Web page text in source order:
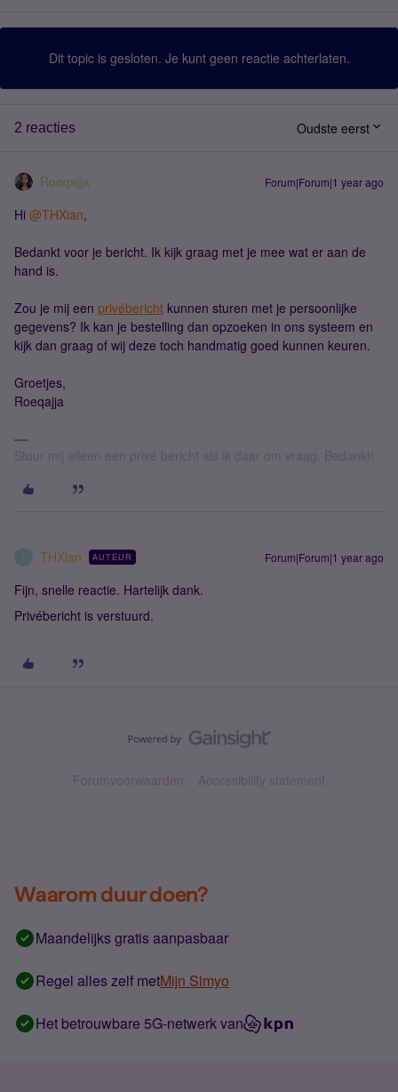
Dit topic is gesloten. Je kunt geen reactie achterlaten.
2 reacties Oudste eerst
Roeqajja Forum|Forum|1 year ago
Hi @THXian,
Bedankt voor je bericht. Ik kijk graag met je mee wat er aan de
hand is.
Zou je mij een privébericht kunnen sturen met je persoonlijke
gegevens? Ik kan je bestelling dan opzoeken in ons systeem en
kijk dan graag of wij deze toch handmatig goed kunnen keuren.
Groetjes,
Roeqajja
Stuur mij alleen een privé bericht als ik daar om vraag. Bedankt!
T THXian AUTEUR Forum|Forum|1 year ago
Fijn, snelle reactie. Hartelijk dank.
Privébericht is verstuurd.
Forumvoorwaarden Accessibility statement
Waarom duur doen?
Maandelijks gratis aanpasbaar
Regel alles zelf metMijn Simyo
Het betrouwbare 5G-netwerk van